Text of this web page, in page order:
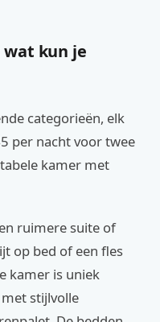
kun je
categorieën, elk
per nacht voor twee
kamer met
ruimere suite of
op bed of een fles
kamer is uniek
stijlvolle